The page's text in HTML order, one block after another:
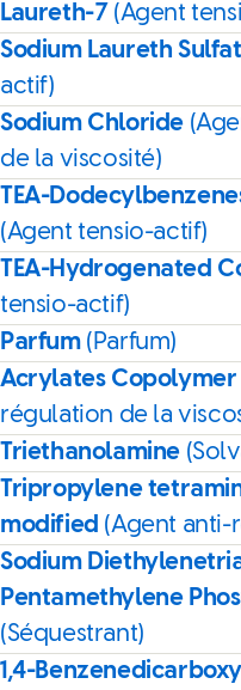
Laureth-7 (Agent
Sodium Laureth
actif)
Sodium Chloride
de la viscosité)
TEA-
(Agent tensio-actif)
TEA-Hydrogenated
tensio-actif)
Parfum (Parfum)
Acrylates Copolymer
régulation de la
Triethanolamine
Tripropylene
modified (Agent anti-
Sodium
Pentamethylene
(Séquestrant)
1,4-